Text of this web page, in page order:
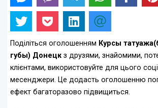
Поділіться оголошенням Курсы
губы) Донецк з друзями, знайомими,
клієнтами, використовуйте для цього
месенджери. Це додасть оголошенню
ефект багаторазово підвищиться.